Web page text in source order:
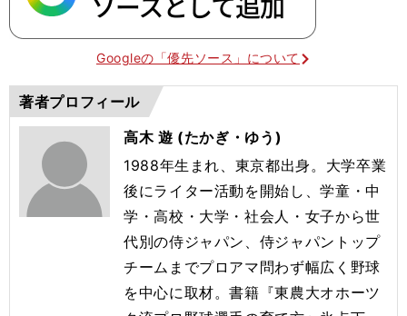
Googleの「優先ソース」について
著者プロフィール
高木 遊 (たかぎ・ゆう)
1988年生まれ、東京都出身。大学卒業
後にライター活動を開始し、学童・中
学・高校・大学・社会人・女子から世
代別の侍ジャパン、侍ジャパントップ
チームまでプロアマ問わず幅広く野球
を中心に取材。書籍『東農大オホーツ